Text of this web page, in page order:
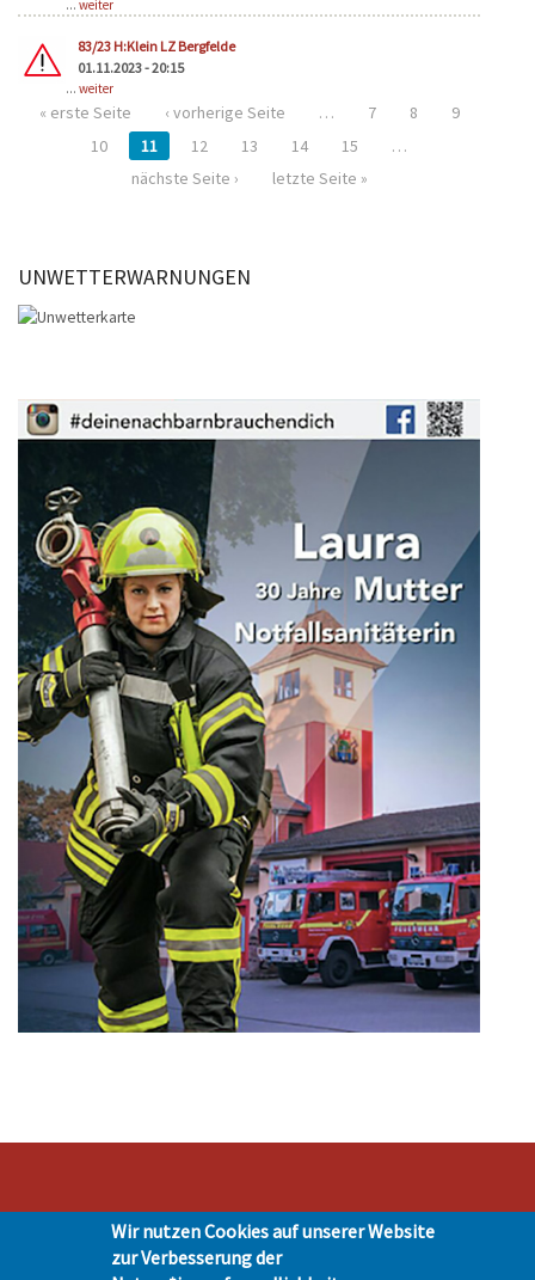
... weiter
83/23 H:Klein LZ Bergfelde
01.11.2023 - 20:15
... weiter
« erste Seite ‹ vorherige Seite … 7 8
9
10
11 12 13 14 15
…
nächste Seite ›
letzte Seite »
UNWETTERWARNUNGEN
Stadt Hohen Neuendorf • Oranienburger Str. 2 • 16540 Hohen Neuendorf •
Telefon 03303-528-0
Wir nutzen Cookies auf unserer Website
zur Verbesserung der